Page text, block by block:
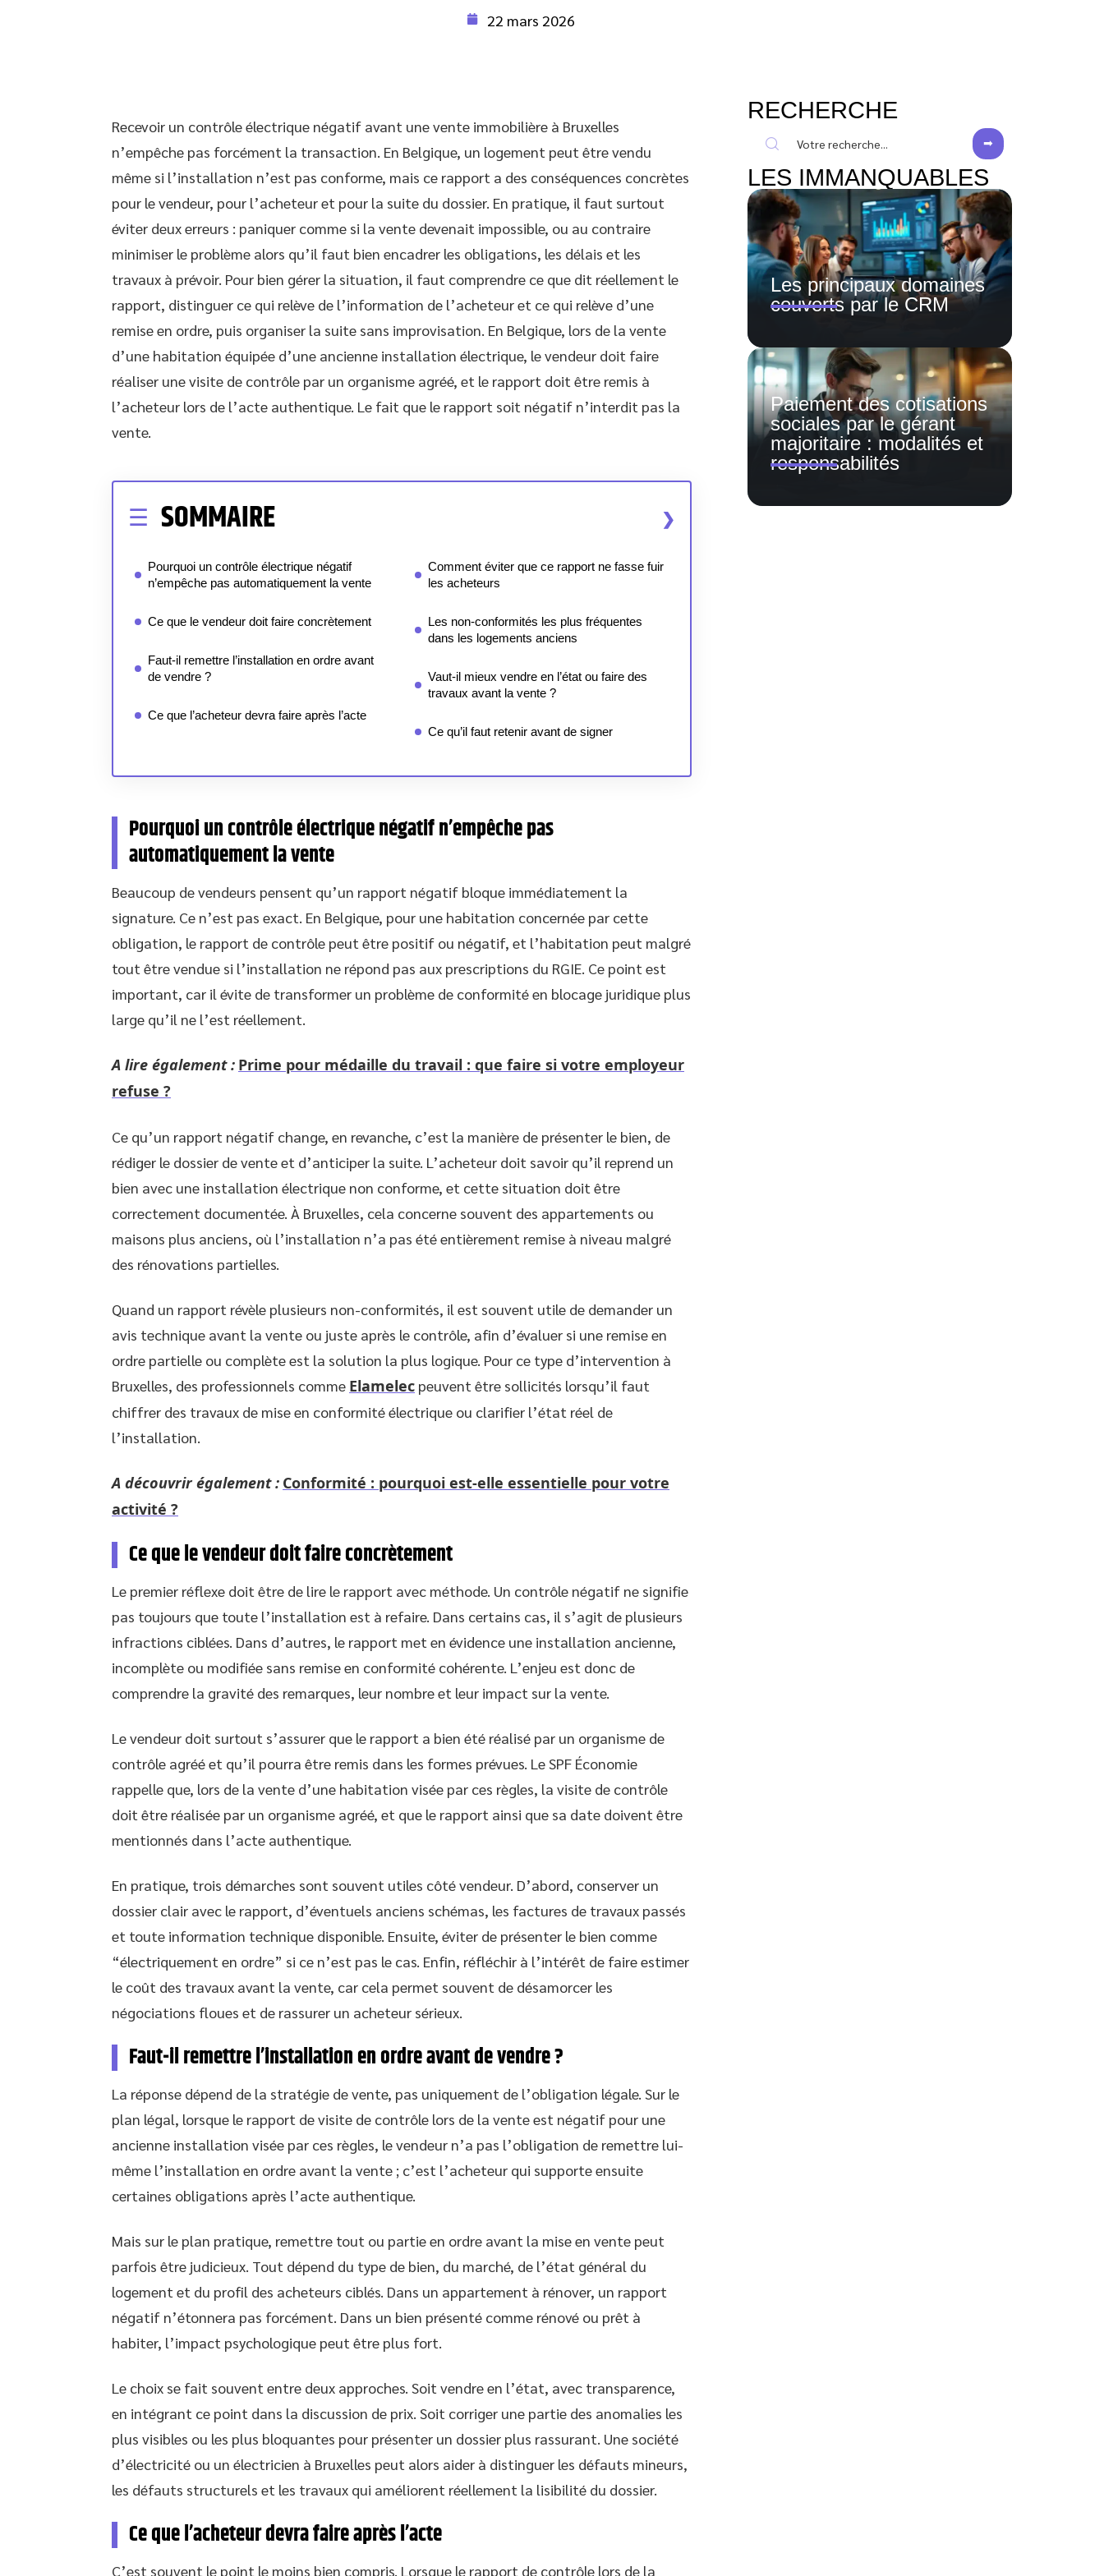
22 mars 2026
Recevoir un contrôle électrique négatif avant une vente immobilière à Bruxelles
n’empêche pas forcément la transaction. En Belgique, un logement peut être vendu
même si l’installation n’est pas conforme, mais ce rapport a des conséquences concrètes
pour le vendeur, pour l’acheteur et pour la suite du dossier. En pratique, il faut surtout
éviter deux erreurs : paniquer comme si la vente devenait impossible, ou au contraire
minimiser le problème alors qu’il faut bien encadrer les obligations, les délais et les
travaux à prévoir. Pour bien gérer la situation, il faut comprendre ce que dit réellement le
rapport, distinguer ce qui relève de l’information de l’acheteur et ce qui relève d’une
remise en ordre, puis organiser la suite sans improvisation. En Belgique, lors de la vente
d’une habitation équipée d’une ancienne installation électrique, le vendeur doit faire
réaliser une visite de contrôle par un organisme agréé, et le rapport doit être remis à
l’acheteur lors de l’acte authentique. Le fait que le rapport soit négatif n’interdit pas la
vente.
SOMMAIRE
Pourquoi un contrôle électrique négatif
n’empêche pas automatiquement la vente
Ce que le vendeur doit faire concrètement
Faut-il remettre l’installation en ordre avant
de vendre ?
Ce que l’acheteur devra faire après l’acte
Comment éviter que ce rapport ne fasse fuir
les acheteurs
Les non-conformités les plus fréquentes
dans les logements anciens
Vaut-il mieux vendre en l’état ou faire des
travaux avant la vente ?
Ce qu’il faut retenir avant de signer
Pourquoi un contrôle électrique négatif n’empêche pas
automatiquement la vente
Beaucoup de vendeurs pensent qu’un rapport négatif bloque immédiatement la
signature. Ce n’est pas exact. En Belgique, pour une habitation concernée par cette
obligation, le rapport de contrôle peut être positif ou négatif, et l’habitation peut malgré
tout être vendue si l’installation ne répond pas aux prescriptions du RGIE. Ce point est
important, car il évite de transformer un problème de conformité en blocage juridique plus
large qu’il ne l’est réellement.
A lire également : Prime pour médaille du travail : que faire si votre employeur
refuse ?
Ce qu’un rapport négatif change, en revanche, c’est la manière de présenter le bien, de
rédiger le dossier de vente et d’anticiper la suite. L’acheteur doit savoir qu’il reprend un
bien avec une installation électrique non conforme, et cette situation doit être
correctement documentée. À Bruxelles, cela concerne souvent des appartements ou
maisons plus anciens, où l’installation n’a pas été entièrement remise à niveau malgré
des rénovations partielles.
Quand un rapport révèle plusieurs non-conformités, il est souvent utile de demander un
avis technique avant la vente ou juste après le contrôle, afin d’évaluer si une remise en
ordre partielle ou complète est la solution la plus logique. Pour ce type d’intervention à
Bruxelles, des professionnels comme Elamelec peuvent être sollicités lorsqu’il faut
chiffrer des travaux de mise en conformité électrique ou clarifier l’état réel de
l’installation.
A découvrir également : Conformité : pourquoi est-elle essentielle pour votre
activité ?
Ce que le vendeur doit faire concrètement
Le premier réflexe doit être de lire le rapport avec méthode. Un contrôle négatif ne signifie
pas toujours que toute l’installation est à refaire. Dans certains cas, il s’agit de plusieurs
infractions ciblées. Dans d’autres, le rapport met en évidence une installation ancienne,
incomplète ou modifiée sans remise en conformité cohérente. L’enjeu est donc de
comprendre la gravité des remarques, leur nombre et leur impact sur la vente.
Le vendeur doit surtout s’assurer que le rapport a bien été réalisé par un organisme de
contrôle agréé et qu’il pourra être remis dans les formes prévues. Le SPF Économie
rappelle que, lors de la vente d’une habitation visée par ces règles, la visite de contrôle
doit être réalisée par un organisme agréé, et que le rapport ainsi que sa date doivent être
mentionnés dans l’acte authentique.
En pratique, trois démarches sont souvent utiles côté vendeur. D’abord, conserver un
dossier clair avec le rapport, d’éventuels anciens schémas, les factures de travaux passés
et toute information technique disponible. Ensuite, éviter de présenter le bien comme
“électriquement en ordre” si ce n’est pas le cas. Enfin, réfléchir à l’intérêt de faire estimer
le coût des travaux avant la vente, car cela permet souvent de désamorcer les
négociations floues et de rassurer un acheteur sérieux.
Faut-il remettre l’installation en ordre avant de vendre ?
La réponse dépend de la stratégie de vente, pas uniquement de l’obligation légale. Sur le
plan légal, lorsque le rapport de visite de contrôle lors de la vente est négatif pour une
ancienne installation visée par ces règles, le vendeur n’a pas l’obligation de remettre lui-
même l’installation en ordre avant la vente ; c’est l’acheteur qui supporte ensuite
certaines obligations après l’acte authentique.
Mais sur le plan pratique, remettre tout ou partie en ordre avant la mise en vente peut
parfois être judicieux. Tout dépend du type de bien, du marché, de l’état général du
logement et du profil des acheteurs ciblés. Dans un appartement à rénover, un rapport
négatif n’étonnera pas forcément. Dans un bien présenté comme rénové ou prêt à
habiter, l’impact psychologique peut être plus fort.
Le choix se fait souvent entre deux approches. Soit vendre en l’état, avec transparence,
en intégrant ce point dans la discussion de prix. Soit corriger une partie des anomalies les
plus visibles ou les plus bloquantes pour présenter un dossier plus rassurant. Une société
d’électricité ou un électricien à Bruxelles peut alors aider à distinguer les défauts mineurs,
les défauts structurels et les travaux qui améliorent réellement la lisibilité du dossier.
Ce que l’acheteur devra faire après l’acte
C’est souvent le point le moins bien compris. Lorsque le rapport de contrôle lors de la
RECHERCHE
LES IMMANQUABLES
Les principaux domaines
couverts par le CRM
Paiement des cotisations
sociales par le gérant
majoritaire : modalités et
responsabilités